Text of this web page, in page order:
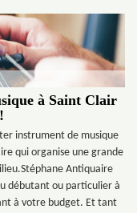
à Saint Clair
instrument de musique
qui organise une grande
Antiquaire
débutant ou particulier à
à votre budget. Et tant